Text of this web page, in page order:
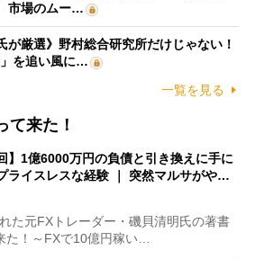
市場のムー…
が厳選》野村総合研究所だけじゃない！
」を追い風に…
一覧を見る
て来た！
】1億6000万円の負債と引き換えに手に
ライスレスな経験 ｜ 突然マルサがや…
た元FXトレーダー・磯貝清明氏の著書
た！～FXで10億円稼い…